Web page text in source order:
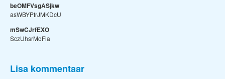
beOMFVsgASjkw
asWBYPfrJMKDcU
mSwCJrfEXO
SczUhsrMoFia
Lisa kommentaar